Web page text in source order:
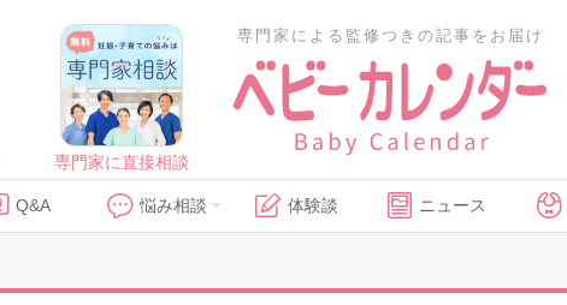
専門家に直接相談
専門家による監修つきの記事をお届け
Q&A 悩み相談 体験談 ニュース